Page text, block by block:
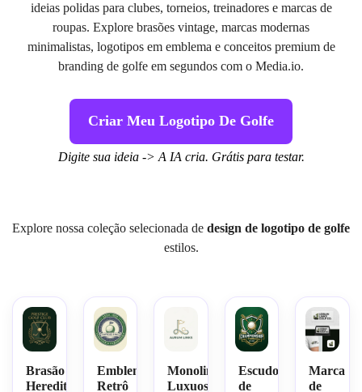
ideias polidas para clubes, torneios, treinadores e marcas de
roupas. Explore brasões vintage, marcas modernas
minimalistas, logotipos em emblema e conceitos premium de
branding de golfe em segundos com o Media.io.
Criar Meu Logotipo De Golfe
Digite sua ideia -> A IA cria. Grátis para testar.
Explore nossa coleção selecionada de design de logotipo de golfe
estilos.
Brasão
Hereditário
Emblema
Retrô
Monoline
Luxuoso
Escudo
de
Marca
de